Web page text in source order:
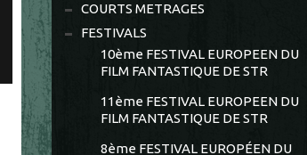
COURTS METRAGES
FESTIVALS
10ème FESTIVAL EUROPEEN DU
FILM FANTASTIQUE DE STR
11ème FESTIVAL EUROPEEN DU
FILM FANTASTIQUE DE STR
8ème FESTIVAL EUROPÉEN DU